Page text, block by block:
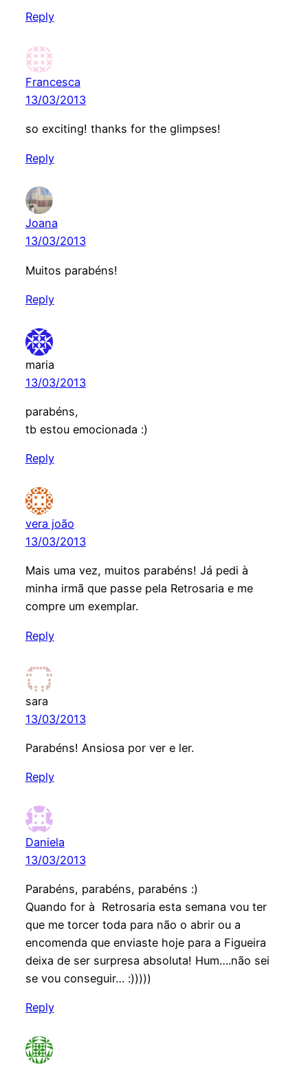
Reply
Francesca
13/03/2013
so exciting! thanks for the glimpses!
Reply
Joana
13/03/2013
Muitos parabéns!
Reply
maria
13/03/2013
parabéns,
tb estou emocionada :)
Reply
vera joão
13/03/2013
Mais uma vez, muitos parabéns! Já pedi à
minha irmã que passe pela Retrosaria e me
compre um exemplar.
Reply
sara
13/03/2013
Parabéns! Ansiosa por ver e ler.
Reply
Daniela
13/03/2013
Parabéns, parabéns, parabéns :)
Quando for à Retrosaria esta semana vou ter
que me torcer toda para não o abrir ou a
encomenda que enviaste hoje para a Figueira
deixa de ser surpresa absoluta! Hum….não sei
se vou conseguir… :)))))
Reply